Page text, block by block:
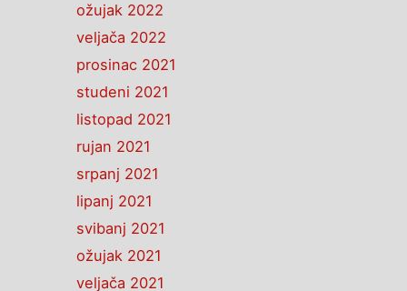
ožujak 2022
veljača 2022
prosinac 2021
studeni 2021
listopad 2021
rujan 2021
srpanj 2021
lipanj 2021
svibanj 2021
ožujak 2021
veljača 2021